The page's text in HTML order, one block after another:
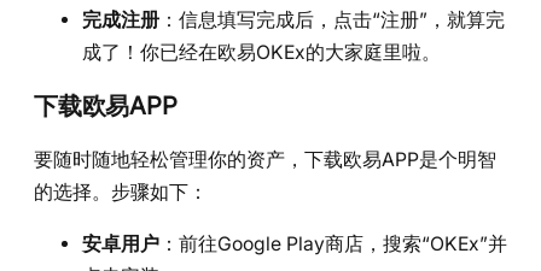
完成注册 ：信息填写完成后，点击“注册”，就算完
成了！你已经在欧易OKEx的大家庭里啦。
下载欧易APP
要随时随地轻松管理你的资产，下载欧易APP是个明智
的选择。步骤如下：
安卓用户 ：前往Google Play商店，搜索“OKEx”并